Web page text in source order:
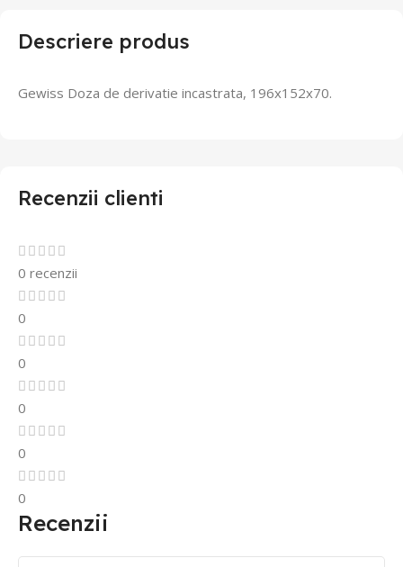
Descriere produs
Gewiss Doza de derivatie incastrata, 196x152x70.
Recenzii clienti
0 recenzii
0
0
0
0
0
Recenzii